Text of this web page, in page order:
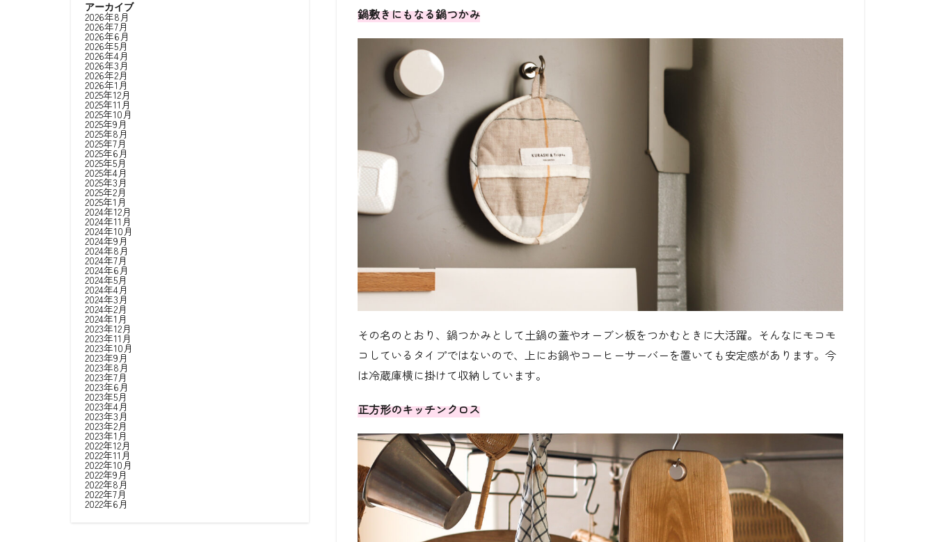
鍋敷きにもなる鍋つかみ
その名のとおり、鍋つかみとして土鍋の蓋やオーブン板をつかむときに大活躍。そんなにモコモ
コしているタイプではないので、上にお鍋やコーヒーサーバーを置いても安定感があります。今
は冷蔵庫横に掛けて収納しています。
正方形のキッチンクロス
アーカイブ
2026年8月
2026年7月
2026年6月
2026年5月
2026年4月
2026年3月
2026年2月
2026年1月
2025年12月
2025年11月
2025年10月
2025年9月
2025年8月
2025年7月
2025年6月
2025年5月
2025年4月
2025年3月
2025年2月
2025年1月
2024年12月
2024年11月
2024年10月
2024年9月
2024年8月
2024年7月
2024年6月
2024年5月
2024年4月
2024年3月
2024年2月
2024年1月
2023年12月
2023年11月
2023年10月
2023年9月
2023年8月
2023年7月
2023年6月
2023年5月
2023年4月
2023年3月
2023年2月
2023年1月
2022年12月
2022年11月
2022年10月
2022年9月
2022年8月
2022年7月
2022年6月